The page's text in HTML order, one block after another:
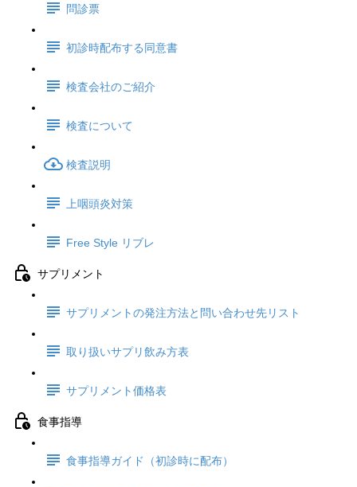
問診票
初診時配布する同意書
検査会社のご紹介
検査について
検査説明
上咽頭炎対策
Free Style リブレ
サプリメント
サプリメントの発注方法と問い合わせ先リスト
取り扱いサプリ飲み方表
サプリメント価格表
食事指導
食事指導ガイド（初診時に配布）